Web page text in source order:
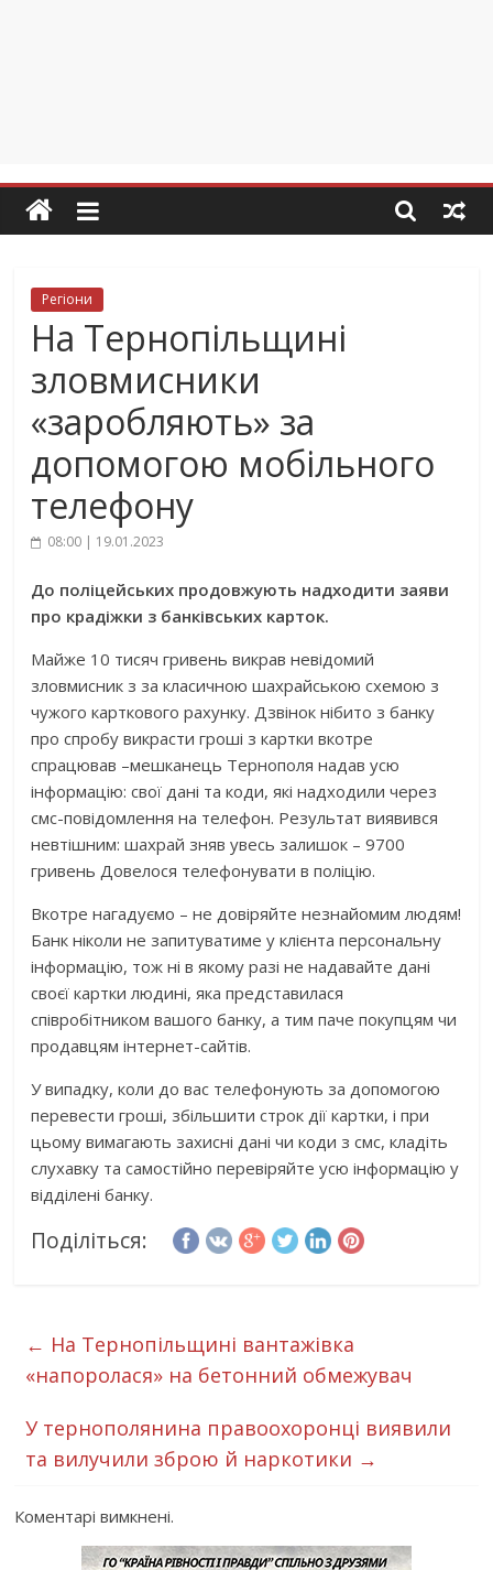
Регіони
На Тернопільщині
зловмисники
«заробляють» за
допомогою мобільного
телефону
08:00 | 19.01.2023
До поліцейських продовжують надходити заяви
про крадіжки з банківських карток.
Майже 10 тисяч гривень викрав невідомий
зловмисник з за класичною шахрайською схемою з
чужого карткового рахунку. Дзвінок нібито з банку
про спробу викрасти гроші з картки вкотре
спрацював –мешканець Тернополя надав усю
інформацію: свої дані та коди, які надходили через
смс-повідомлення на телефон. Результат виявився
невтішним: шахрай зняв увесь залишок – 9700
гривень Довелося телефонувати в поліцію.
Вкотре нагадуємо – не довіряйте незнайомим людям!
Банк ніколи не запитуватиме у клієнта персональну
інформацію, тож ні в якому разі не надавайте дані
своєї картки людині, яка представилася
співробітником вашого банку, а тим паче покупцям чи
продавцям інтернет-сайтів.
У випадку, коли до вас телефонують за допомогою
перевести гроші, збільшити строк дії картки, і при
цьому вимагають захисні дані чи коди з смс, кладіть
слухавку та самостійно перевіряйте усю інформацію у
відділені банку.
Поділіться:
← На Тернопільщині вантажівка
«напоролася» на бетонний обмежувач
У тернополянина правоохоронці виявили
та вилучили зброю й наркотики →
Коментарі вимкнені.